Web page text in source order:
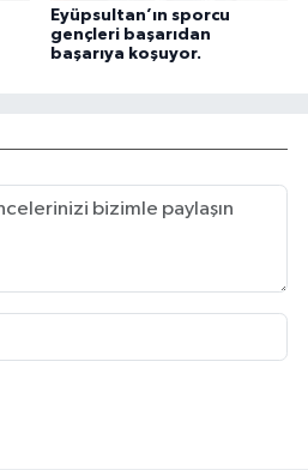
Eyüpsultan’ın sporcu
gençleri başarıdan
başarıya koşuyor.